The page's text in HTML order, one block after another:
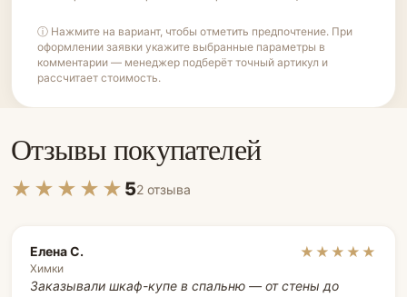
ⓘ Нажмите на вариант, чтобы отметить предпочтение. При
оформлении заявки укажите выбранные параметры в
комментарии — менеджер подберёт точный артикул и
рассчитает стоимость.
Отзывы покупателей
★★★★★ 52 отзыва
Елена С.
Химки
★★★★★
Заказывали шкаф-купе в спальню — от стены до